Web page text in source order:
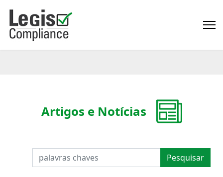
PESQUISAR Pesquisar
Artigos e Notícias